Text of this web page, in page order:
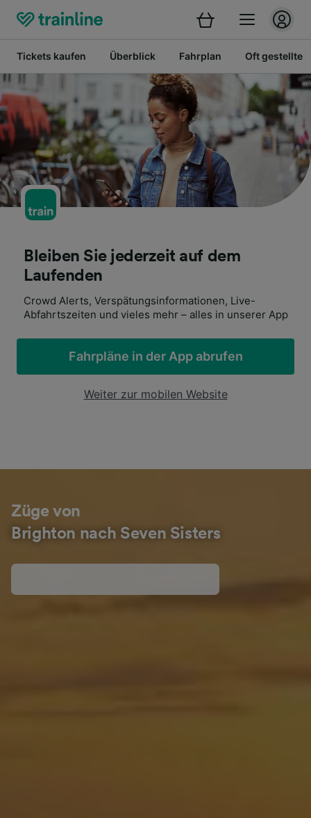
Tickets kaufen Überblick Fahrplan Oft gestellte
Bleiben Sie jederzeit auf dem
Laufenden
Crowd Alerts, Verspätungsinformationen, Live-
Abfahrtszeiten und vieles mehr – alles in unserer App
Fahrpläne in der App abrufen
Weiter zur mobilen Website
Züge von
Brighton nach Seven Sisters